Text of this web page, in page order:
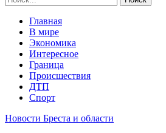
Главная
В мире
Экономика
Интересное
Граница
Происшествия
ДТП
Спорт
Новости Бреста и области